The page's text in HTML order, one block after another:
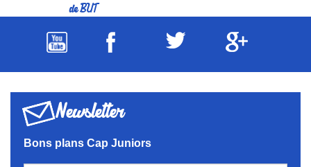
de BUT
Newsletter
Bons plans Cap Juniors